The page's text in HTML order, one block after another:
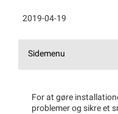
2019-04-19
Sidemenu
For at gøre
problemer og sikre et